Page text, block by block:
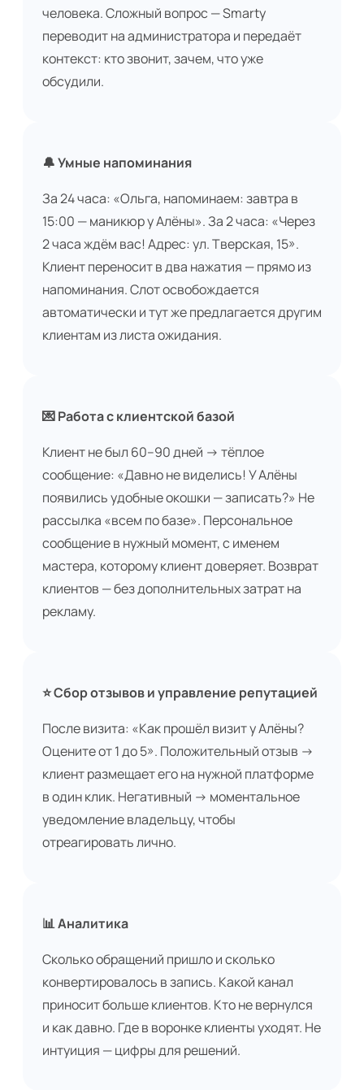
человека. Сложный вопрос — Smarty
переводит на администратора и передаёт
контекст: кто звонит, зачем, что уже
обсудили.
🔔 Умные напоминания
За 24 часа: «Ольга, напоминаем: завтра в
15:00 — маникюр у Алёны». За 2 часа: «Через
2 часа ждём вас! Адрес: ул. Тверская, 15».
Клиент переносит в два нажатия — прямо из
напоминания. Слот освобождается
автоматически и тут же предлагается другим
клиентам из листа ожидания.
💌 Работа с клиентской базой
Клиент не был 60–90 дней → тёплое
сообщение: «Давно не виделись! У Алёны
появились удобные окошки — записать?» Не
рассылка «всем по базе». Персональное
сообщение в нужный момент, с именем
мастера, которому клиент доверяет. Возврат
клиентов — без дополнительных затрат на
рекламу.
⭐ Сбор отзывов и управление репутацией
После визита: «Как прошёл визит у Алёны?
Оцените от 1 до 5». Положительный отзыв →
клиент размещает его на нужной платформе
в один клик. Негативный → моментальное
уведомление владельцу, чтобы
отреагировать лично.
📊 Аналитика
Сколько обращений пришло и сколько
конвертировалось в запись. Какой канал
приносит больше клиентов. Кто не вернулся
и как давно. Где в воронке клиенты уходят. Не
интуиция — цифры для решений.